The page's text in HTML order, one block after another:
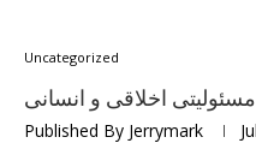
Uncategorized
اخلاقی و انسانی
Published By Jerrymark